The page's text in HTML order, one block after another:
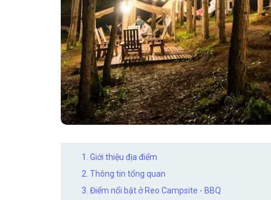
1. Giới thiệu địa điểm
2. Thông tin tổng quan
3. Điểm nổi bật ở Reo Campsite - BBQ